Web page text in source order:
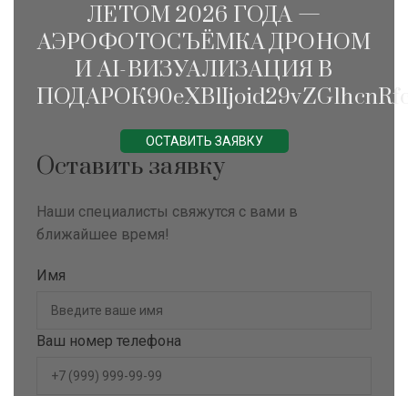
ЛЕТОМ 2026 ГОДА —
АЭРОФОТОСЪЁМКА ДРОНОМ
И AI-ВИЗУАЛИЗАЦИЯ В
ОСТАВИТЬ ЗАЯВКУ
Оставить заявку
Наши специалисты свяжутся с вами в
ближайшее время!
Имя
Ваш номер телефона